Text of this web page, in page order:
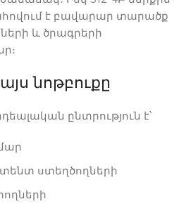
է բավարար տարածք
և ծրագրերի
նոթբուքը
ընտրություն է՝
ստեղծողների